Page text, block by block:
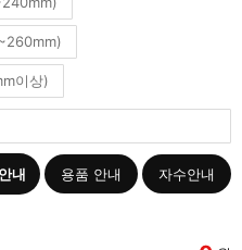
이상)
내 용품 안내 자수안내